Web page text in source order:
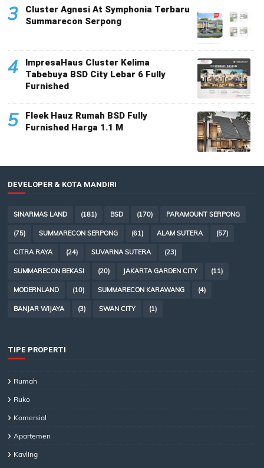
3
Cluster Agnesi At Symphonia Terbaru
Summarecon Serpong
4
ImpresaHaus Cluster Kelima
Tabebuya BSD City Lebar 6 Fully
Furnished
5
Fleek Hauz Rumah BSD Fully
Furnished Harga 1.1 M
DEVELOPER & KOTA MANDIRI
SINARMAS LAND (181) BSD (170) PARAMOUNT SERPONG
(75) SUMMARECON SERPONG (61) ALAM SUTERA (57)
CITRA RAYA (24) SUVARNA SUTERA (23)
SUMMARECON BEKASI (20) JAKARTA GARDEN CITY (11)
MODERNLAND (10) SUMMARECON KARAWANG (4)
BANJAR WIJAYA (3) SWAN CITY (1)
TIPE PROPERTI
Rumah
Ruko
Komersial
Apartemen
Kavling